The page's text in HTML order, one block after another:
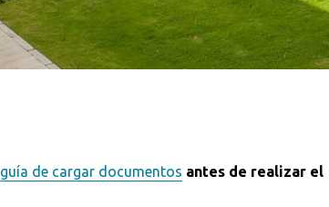
guía de cargar documentos antes de realizar el